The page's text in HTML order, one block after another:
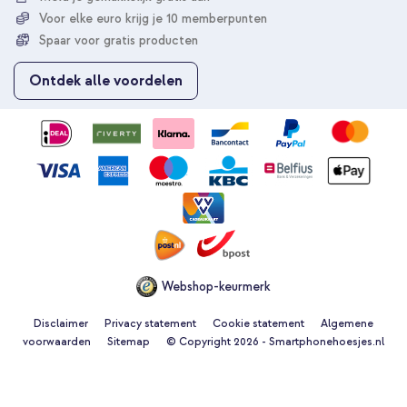
u
o
p
z
Voor elke euro krijg je 10 memberpunten
Spaar voor gratis producten
Ontdek alle voordelen
Webshop-keurmerk
Disclaimer Privacy statement Cookie statement
Algemene
voorwaarden
Sitemap © Copyright 2026 - Smartphonehoesjes.nl